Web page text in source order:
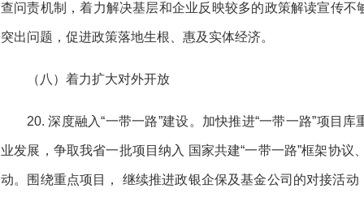
查问责机制，着力解决基层和企业反映较多的政策解读宣传
突出问题，促进政策落地生根、惠及实体经济。
（八）着力扩大对外开放
20. 深度融入“一带一路”建设。加快推进“一带一路”项目
业发展，争取我省一批项目纳入 国家共建“一带一路”框架协
动。围绕重点项目， 继续推进政银企保及基金公司的对接活动